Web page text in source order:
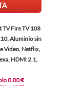
Fire TV 108
Aluminio sin
Video, Netflix,
HDMI 2.1,
0.00 €